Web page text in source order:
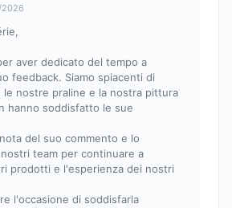
2026
aver dedicato del tempo a
feedback. Siamo spiacenti di
le nostre praline e la nostra pittura
hanno soddisfatto le sue
del suo commento e lo
team per continuare a
prodotti e l'esperienza dei nostri
l'occasione di soddisfarla